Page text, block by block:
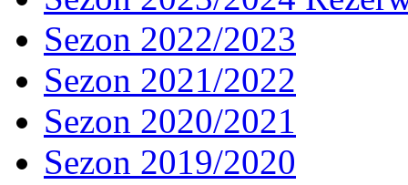
Sezon 2022/2023
Sezon 2021/2022
Sezon 2020/2021
Sezon 2019/2020